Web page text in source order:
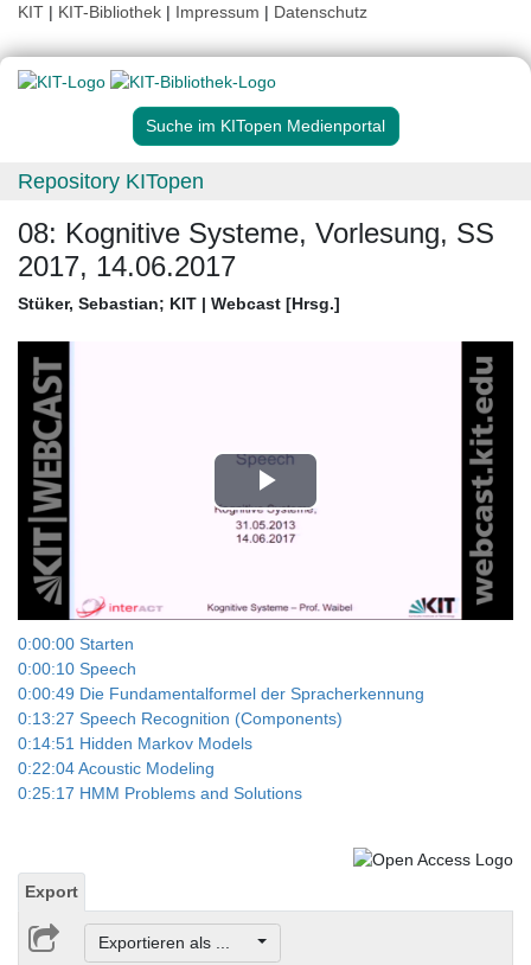
KIT | KIT-Bibliothek | Impressum | Datenschutz
Suche im KITopen Medienportal
Repository KITopen
08: Kognitive Systeme, Vorlesung, SS
2017, 14.06.2017
Stüker, Sebastian; KIT | Webcast [Hrsg.]
Play
0:00:00 Starten
0:00:10 Speech
0:00:49 Die Fundamentalformel der Spracherkennung
0:13:27 Speech Recognition (Components)
0:14:51 Hidden Markov Models
0:22:04 Acoustic Modeling
0:25:17 HMM Problems and Solutions
Export
Exportieren als ...